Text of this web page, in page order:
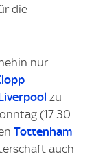
die
nur
zu
(17.30
Tottenham
auch